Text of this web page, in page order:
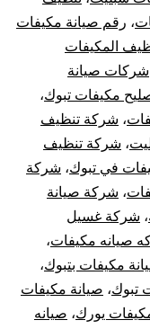
، رقم صيانة مكيفات
المكيفات
شركات صيانة
مكيفات تبوك،
، شركة تنظيف
، شركة تنظيف
في تبوك، شركة
، شركة صيانة
، شركة غسيل
صيانه مكيفات،
مكيفات بتبوك،
تبوك، صيانة مكيفات
يورك، صيانه